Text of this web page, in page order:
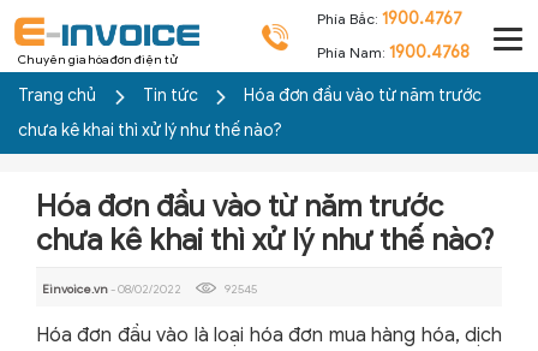
Chuyên gia hóa đơn điện tử
Phía Bắc: 1900.4767
Phía Nam: 1900.4768
Trang chủ Tin tức
Hóa đơn đầu vào từ năm trước
chưa kê khai thì xử lý như thế nào?
Hóa đơn đầu vào từ năm trước
chưa kê khai thì xử lý như thế nào?
Einvoice.vn- 08/02/2022 92545
Hóa đơn đầu vào là loại hóa đơn mua hàng hóa, dịch